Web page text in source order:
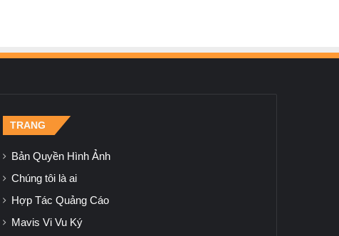
TRANG
Bản Quyền Hình Ảnh
Chúng tôi là ai
Hợp Tác Quảng Cáo
Mavis Vi Vu Ký